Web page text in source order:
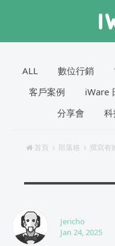
ALL 數位行銷
客戶案例
iWare
分享會
首頁 部落格 撰寫有
Jericho
Jan 24, 2025